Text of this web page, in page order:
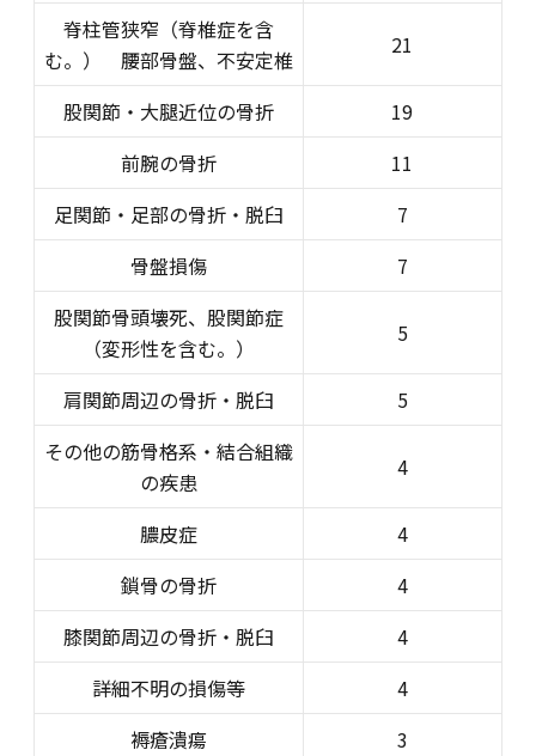
脊柱管狭窄（脊椎症を含
む。） 腰部骨盤、不安定椎
21
股関節・大腿近位の骨折
19
前腕の骨折
11
足関節・足部の骨折・脱臼
7
骨盤損傷
7
股関節骨頭壊死、股関節症
（変形性を含む。）
5
肩関節周辺の骨折・脱臼
5
その他の筋骨格系・結合組織
の疾患
4
膿皮症
4
鎖骨の骨折
4
膝関節周辺の骨折・脱臼
4
詳細不明の損傷等
4
褥瘡潰瘍
3